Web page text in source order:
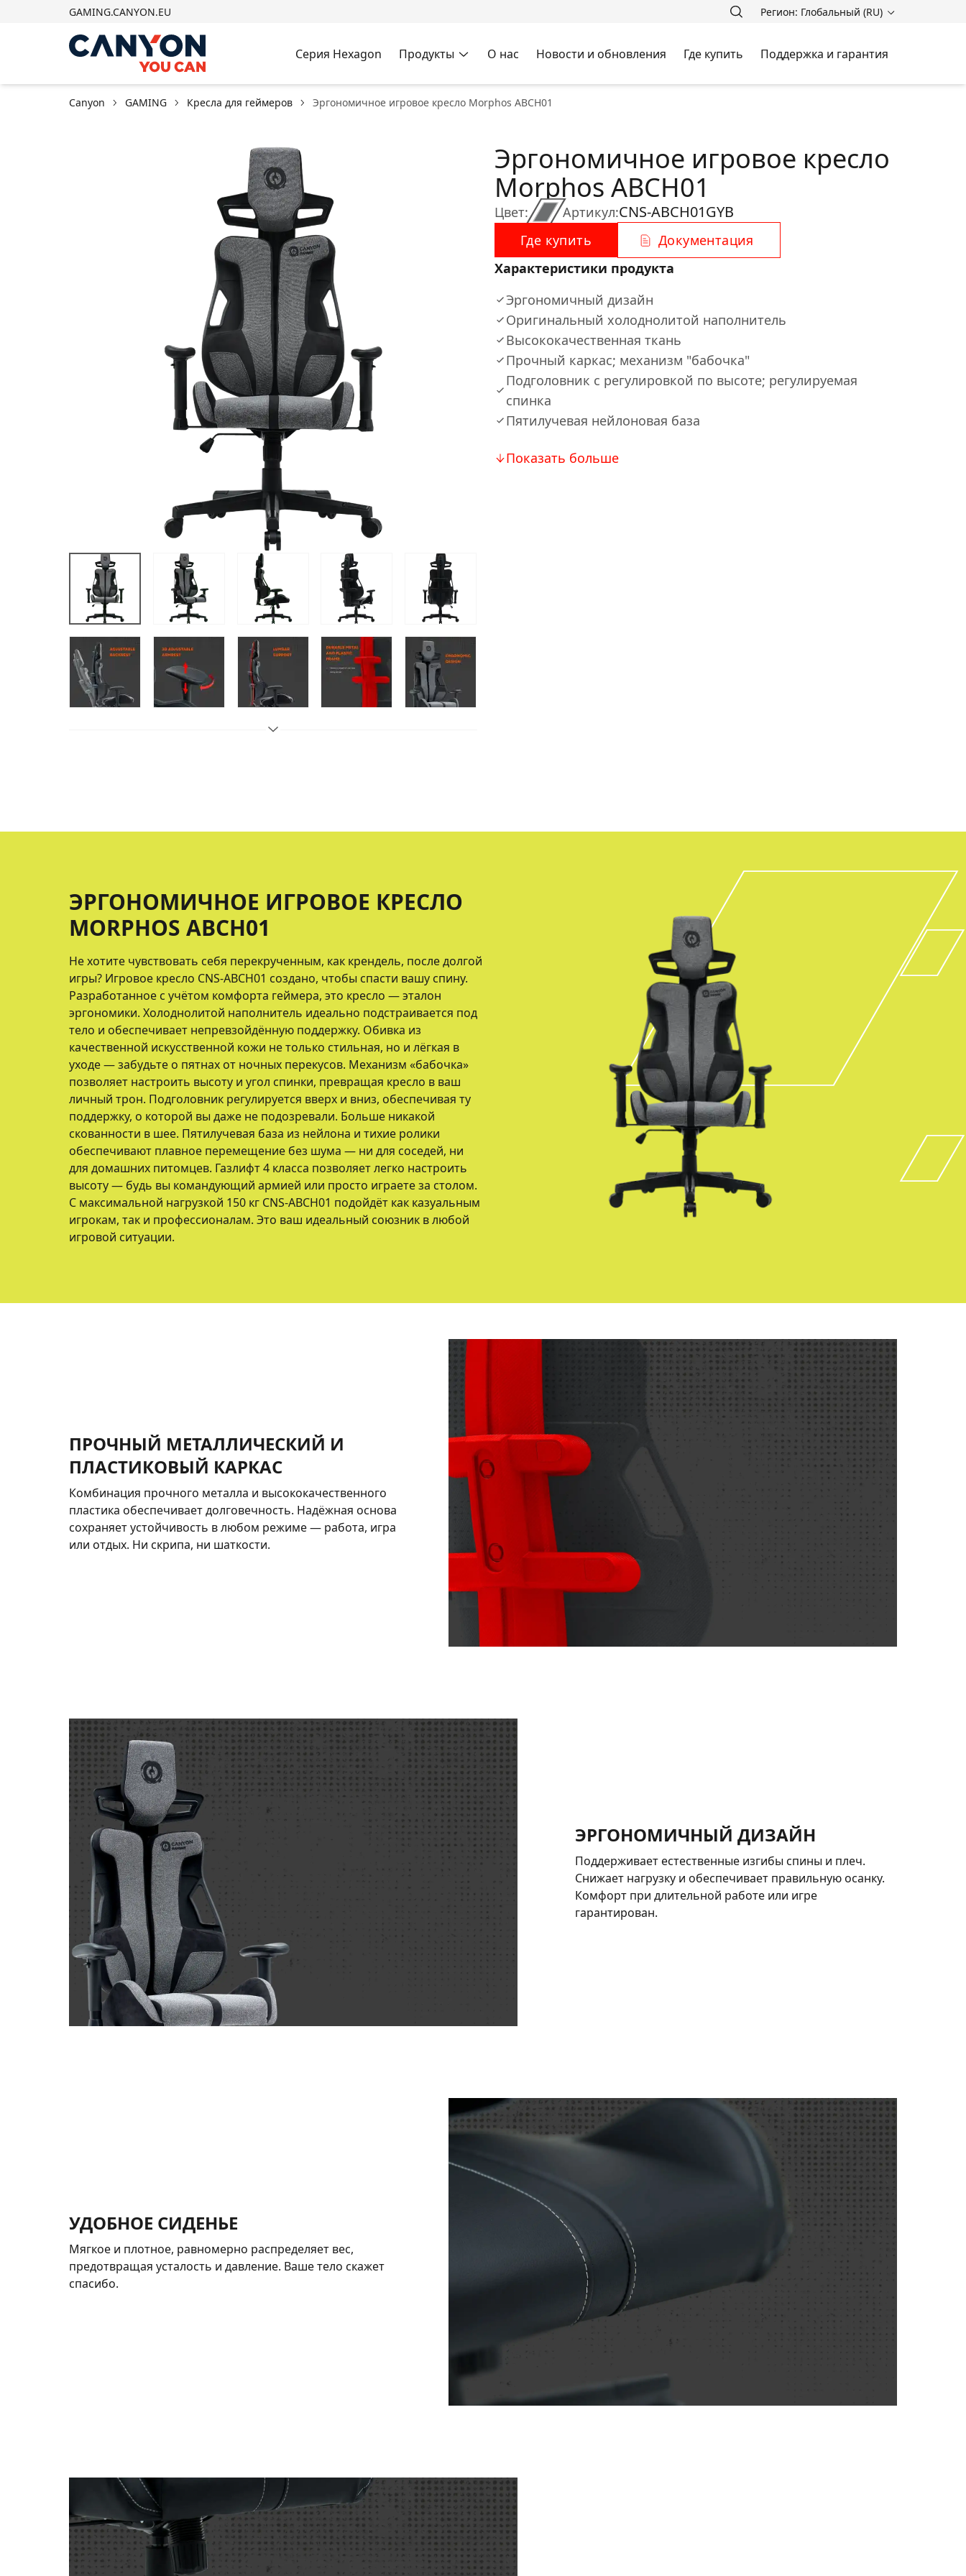
GAMING.CANYON.EU Регион: Глобальный (RU)
Серия Hexagon Продукты О нас Новости и обновления Где купить Поддержка и гарантия
Canyon GAMING Кресла для геймеров Эргономичное игровое кресло Morphos ABCH01
Цвет:
Эргономичное игровое кресло
Morphos ABCH01
Артикул:CNS-ABCH01GYB
Где купить
Документация
Характеристики продукта
Эргономичный дизайн
Оригинальный холоднолитой наполнитель
Высококачественная ткань
Прочный каркас; механизм "бабочка"
Подголовник с регулировкой по высоте; регулируемая
спинка
Пятилучевая нейлоновая база
Показать больше
ЭРГОНОМИЧНОЕ ИГРОВОЕ КРЕСЛО
MORPHOS ABCH01
Не хотите чувствовать себя перекрученным, как крендель, после долгой
игры? Игровое кресло CNS-ABCH01 создано, чтобы спасти вашу спину.
Разработанное с учётом комфорта геймера, это кресло — эталон
эргономики. Холоднолитой наполнитель идеально подстраивается под
тело и обеспечивает непревзойдённую поддержку. Обивка из
качественной искусственной кожи не только стильная, но и лёгкая в
уходе — забудьте о пятнах от ночных перекусов. Механизм «бабочка»
позволяет настроить высоту и угол спинки, превращая кресло в ваш
личный трон. Подголовник регулируется вверх и вниз, обеспечивая ту
поддержку, о которой вы даже не подозревали. Больше никакой
скованности в шее. Пятилучевая база из нейлона и тихие ролики
обеспечивают плавное перемещение без шума — ни для соседей, ни
для домашних питомцев. Газлифт 4 класса позволяет легко настроить
высоту — будь вы командующий армией или просто играете за столом.
С максимальной нагрузкой 150 кг CNS-ABCH01 подойдёт как казуальным
игрокам, так и профессионалам. Это ваш идеальный союзник в любой
игровой ситуации.
ПРОЧНЫЙ МЕТАЛЛИЧЕСКИЙ И
ПЛАСТИКОВЫЙ КАРКАС
Комбинация прочного металла и высококачественного
пластика обеспечивает долговечность. Надёжная основа
сохраняет устойчивость в любом режиме — работа, игра
или отдых. Ни скрипа, ни шаткости.
ЭРГОНОМИЧНЫЙ ДИЗАЙН
Поддерживает естественные изгибы спины и плеч.
Снижает нагрузку и обеспечивает правильную осанку.
Комфорт при длительной работе или игре
гарантирован.
УДОБНОЕ СИДЕНЬЕ
Мягкое и плотное, равномерно распределяет вес,
предотвращая усталость и давление. Ваше тело скажет
спасибо.